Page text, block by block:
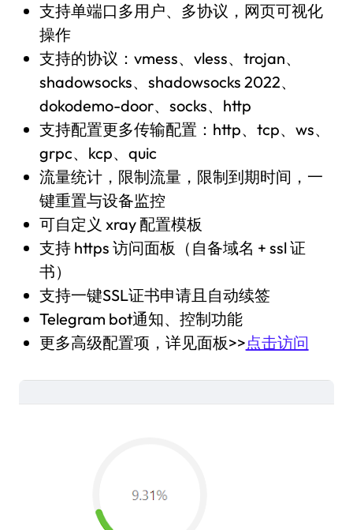
支持单端口多用户、多协议，网页可视化
操作
支持的协议：vmess、vless、trojan、
shadowsocks、shadowsocks 2022、
dokodemo-door、socks、http
支持配置更多传输配置：http、tcp、ws、
grpc、kcp、quic
流量统计，限制流量，限制到期时间，一
键重置与设备监控
可自定义 xray 配置模板
支持 https 访问面板（自备域名 + ssl 证
书）
支持一键SSL证书申请且自动续签
Telegram bot通知、控制功能
更多高级配置项，详见面板>>点击访问